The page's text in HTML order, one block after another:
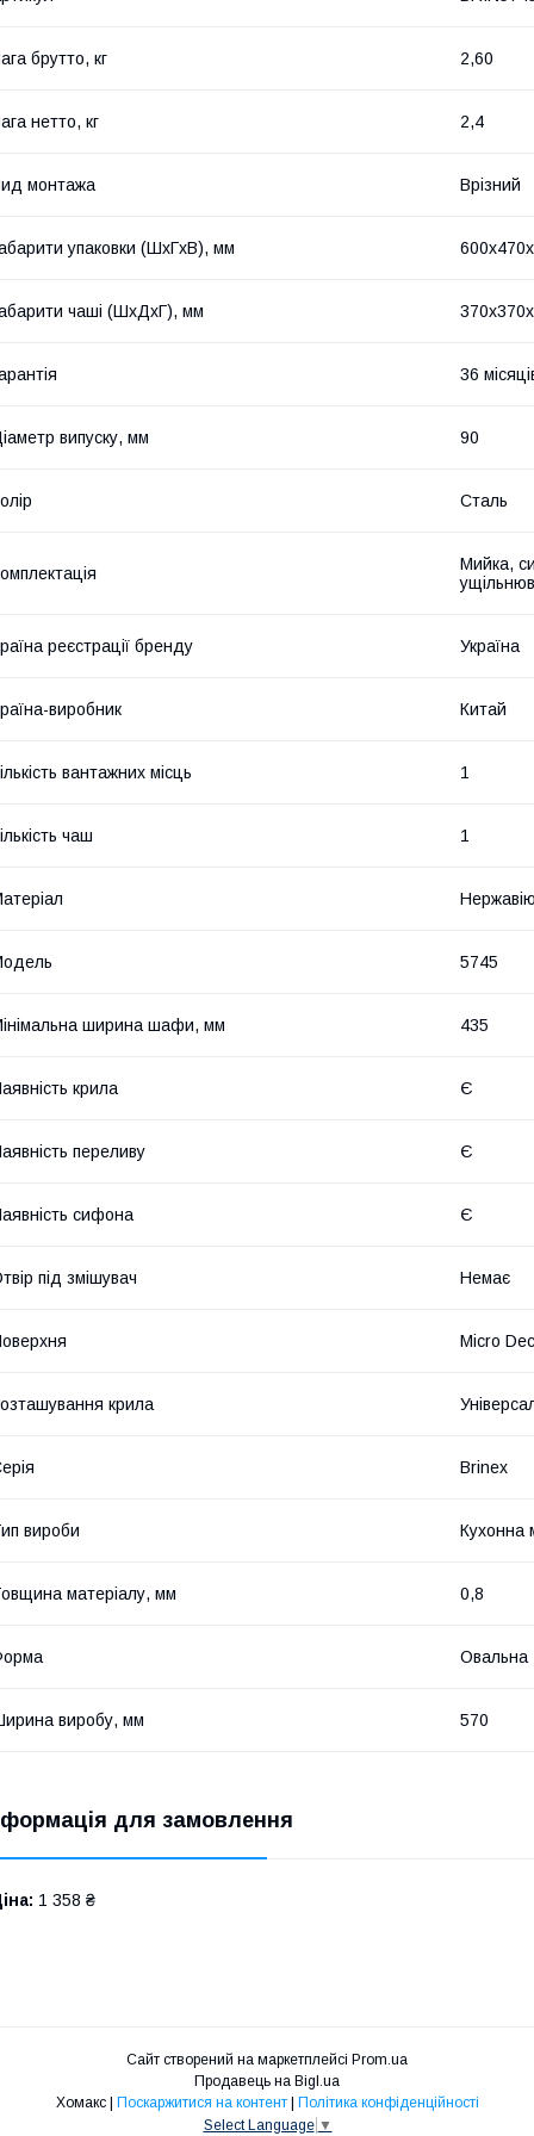
брутто, кг 2,60
нетто, кг 2,4
монтажа Врізний
упаковки (ШхГхВ), мм
чаші (ШхДхГ), мм
36
випуску, мм 90
Сталь
Мийка,
реєстрації бренду Україна
виробник Китай
вантажних місць 1
чаш 1
5745
ширина шафи, мм 435
крила Є
переливу Є
сифона Є
під змішувач Немає
Micro
крила
Brinex
вироби Кухонна
матеріалу, мм 0,8
Овальна
виробу, мм 570
для замовлення
1 358 ₴
Сайт створений на маркетплейсі Prom.ua
Продавець на Bigl.ua
Хомакс | Поскаржитися на контент | Політика конфіденційності
Select Language ▼